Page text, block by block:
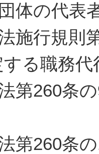
体の代表
施行規則
る職務代
第260条
第260条